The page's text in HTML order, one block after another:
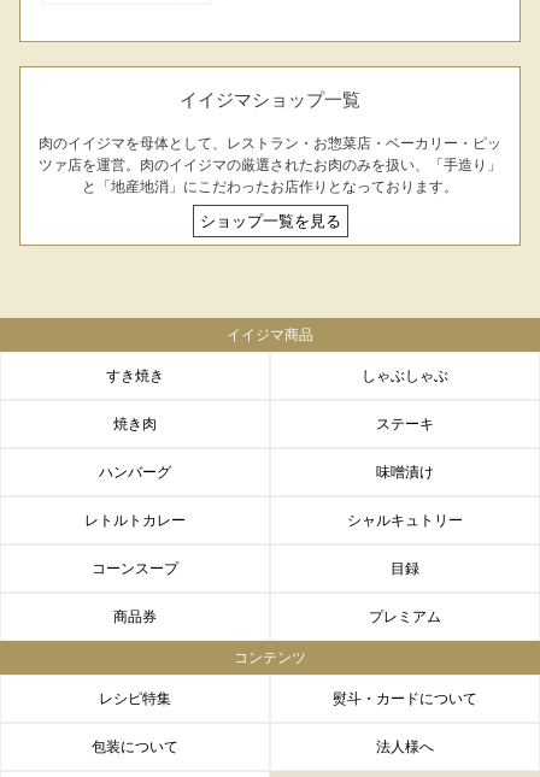
イイジマショップ一覧
肉のイイジマを母体として、レストラン・お惣菜店・ベーカリー・ピッ
ツァ店を運営。肉のイイジマの厳選されたお肉のみを扱い、「手造り」
と「地産地消」にこだわったお店作りとなっております。
ショップ一覧を見る
イイジマ商品
すき焼き しゃぶしゃぶ
焼き肉 ステーキ
ハンバーグ 味噌漬け
レトルトカレー シャルキュトリー
コーンスープ 目録
商品券 プレミアム
コンテンツ
レシピ特集 熨斗・カードについて
包装について 法人様へ